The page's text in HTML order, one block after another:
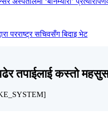
परराष्ट्र सचिवसँग बिदाइ भेट
तपाईलाई कस्तो